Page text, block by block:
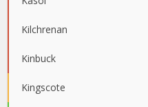
Kilchrenan
Kinbuck
Kingscote